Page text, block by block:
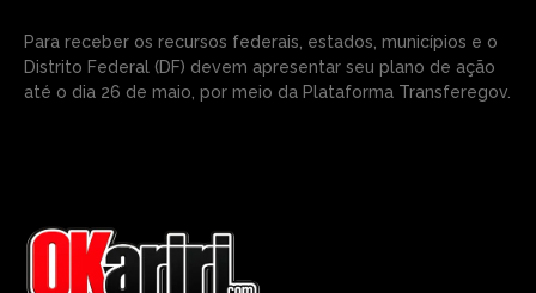
Para receber os recursos federais, estados, municípios e o
Distrito Federal (DF) devem apresentar seu plano de ação
até o dia 26 de maio, por meio da Plataforma Transferegov.